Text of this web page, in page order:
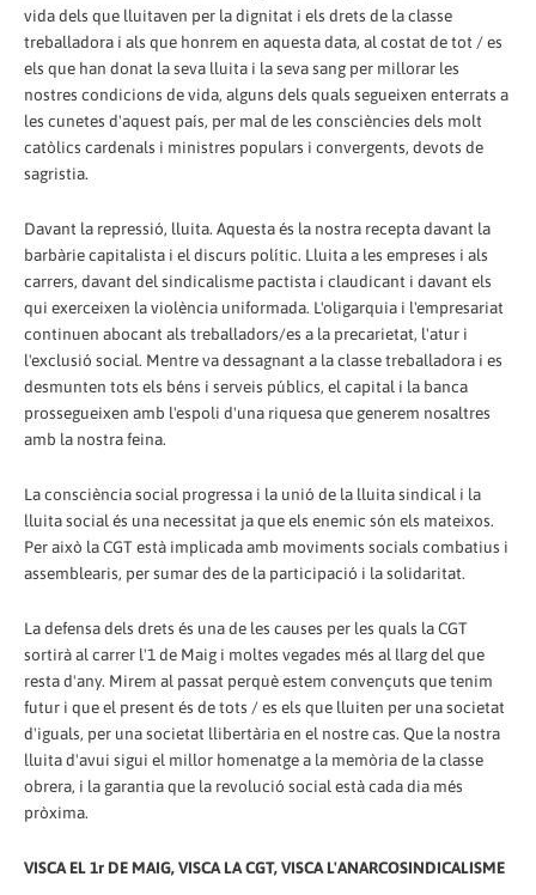
vida dels que lluitaven per la dignitat i els drets de la classe
treballadora i als que honrem en aquesta data, al costat de tot / es
els que han donat la seva lluita i la seva sang per millorar les
nostres condicions de vida, alguns dels quals segueixen enterrats a
les cunetes d'aquest país, per mal de les consciències dels molt
catòlics cardenals i ministres populars i convergents, devots de
sagristia.
Davant la repressió, lluita. Aquesta és la nostra recepta davant la
barbàrie capitalista i el discurs polític. Lluita a les empreses i als
carrers, davant del sindicalisme pactista i claudicant i davant els
qui exerceixen la violència uniformada. L'oligarquia i l'empresariat
continuen abocant als treballadors/es a la precarietat, l'atur i
l'exclusió social. Mentre va dessagnant a la classe treballadora i es
desmunten tots els béns i serveis públics, el capital i la banca
prossegueixen amb l'espoli d'una riquesa que generem nosaltres
amb la nostra feina.
La consciència social progressa i la unió de la lluita sindical i la
lluita social és una necessitat ja que els enemic són els mateixos.
Per això la CGT està implicada amb moviments socials combatius i
assemblearis, per sumar des de la participació i la solidaritat.
La defensa dels drets és una de les causes per les quals la CGT
sortirà al carrer l'1 de Maig i moltes vegades més al llarg del que
resta d'any. Mirem al passat perquè estem convençuts que tenim
futur i que el present és de tots / es els que lluiten per una societat
d'iguals, per una societat llibertària en el nostre cas. Que la nostra
lluita d'avui sigui el millor homenatge a la memòria de la classe
obrera, i la garantia que la revolució social està cada dia més
pròxima.
VISCA EL 1r DE MAIG, VISCA LA CGT, VISCA L'ANARCOSINDICALISME